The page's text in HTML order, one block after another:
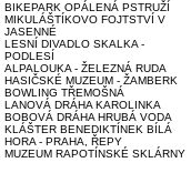
BIKEPARK OPÁLENÁ PSTRUŽÍ
MIKULÁŠTÍKOVO FOJTSTVÍ V
JASENNÉ
LESNÍ DIVADLO SKALKA -
PODLESÍ
ALPALOUKA - ŽELEZNÁ RUDA
HASIČSKÉ MUZEUM - ŽAMBERK
BOWLING TŘEMOŠNÁ
LANOVÁ DRÁHA KAROLINKA
BOBOVÁ DRÁHA HRUBÁ VODA
KLÁŠTER BENEDIKTÍNEK BÍLÁ
HORA - PRAHA, ŘEPY
MUZEUM RAPOTÍNSKÉ SKLÁRNY